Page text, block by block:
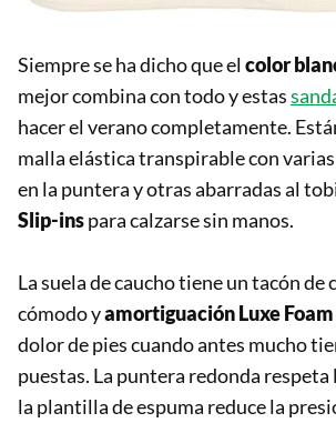
Siempre se ha dicho que el color
mejor combina con todo y estas
hacer el verano completamente.
malla elástica transpirable con
en la puntera y otras abarradas al
Slip-inspara calzarse sin manos.
La suela de caucho tiene un tacón de
cómodo yamortiguación Luxe Foam
dolor de pies cuando antes mucho
puestas. La puntera redonda respeta
la plantilla de espuma reduce la